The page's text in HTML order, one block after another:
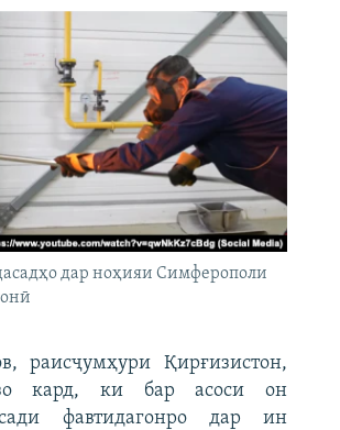
дар ноҳияи Симферополи
раисҷумҳури Қирғизистон,
кард, ки бар асоси он
фавтидагонро дар ин